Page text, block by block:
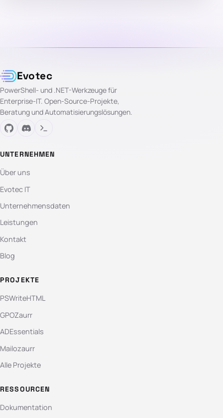
Evotec
PowerShell- und .NET-Werkzeuge für
Enterprise-IT. Open-Source-Projekte,
Beratung und Automatisierungslösungen.
UNTERNEHMEN
Über uns
Evotec IT
Unternehmensdaten
Leistungen
Kontakt
Blog
PROJEKTE
PSWriteHTML
GPOZaurr
ADEssentials
Mailozaurr
Alle Projekte
RESSOURCEN
Dokumentation